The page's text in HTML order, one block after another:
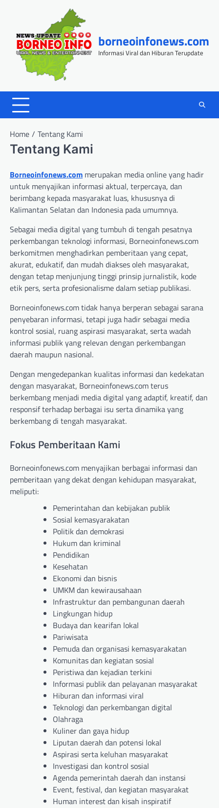
borneoinfonews.com
Informasi Viral dan Hiburan Terupdate
Home Tentang Kami
Tentang Kami
Borneoinfonews.com merupakan media online yang hadir
untuk menyajikan informasi aktual, terpercaya, dan
berimbang kepada masyarakat luas, khususnya di
Kalimantan Selatan dan Indonesia pada umumnya.
Sebagai media digital yang tumbuh di tengah pesatnya
perkembangan teknologi informasi, Borneoinfonews.com
berkomitmen menghadirkan pemberitaan yang cepat,
akurat, edukatif, dan mudah diakses oleh masyarakat,
dengan tetap menjunjung tinggi prinsip jurnalistik, kode
etik pers, serta profesionalisme dalam setiap publikasi.
Borneoinfonews.com tidak hanya berperan sebagai sarana
penyebaran informasi, tetapi juga hadir sebagai media
kontrol sosial, ruang aspirasi masyarakat, serta wadah
informasi publik yang relevan dengan perkembangan
daerah maupun nasional.
Dengan mengedepankan kualitas informasi dan kedekatan
dengan masyarakat, Borneoinfonews.com terus
berkembang menjadi media digital yang adaptif, kreatif, dan
responsif terhadap berbagai isu serta dinamika yang
berkembang di tengah masyarakat.
Fokus Pemberitaan Kami
Borneoinfonews.com menyajikan berbagai informasi dan
pemberitaan yang dekat dengan kehidupan masyarakat,
meliputi:
Pemerintahan dan kebijakan publik
Sosial kemasyarakatan
Politik dan demokrasi
Hukum dan kriminal
Pendidikan
Kesehatan
Ekonomi dan bisnis
UMKM dan kewirausahaan
Infrastruktur dan pembangunan daerah
Lingkungan hidup
Budaya dan kearifan lokal
Pariwisata
Pemuda dan organisasi kemasyarakatan
Komunitas dan kegiatan sosial
Peristiwa dan kejadian terkini
Informasi publik dan pelayanan masyarakat
Hiburan dan informasi viral
Teknologi dan perkembangan digital
Olahraga
Kuliner dan gaya hidup
Liputan daerah dan potensi lokal
Aspirasi serta keluhan masyarakat
Investigasi dan kontrol sosial
Agenda pemerintah daerah dan instansi
Event, festival, dan kegiatan masyarakat
Human interest dan kisah inspiratif